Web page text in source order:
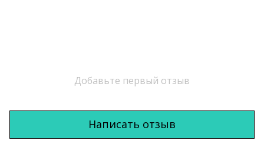
Добавьте первый отзыв
Написать отзыв